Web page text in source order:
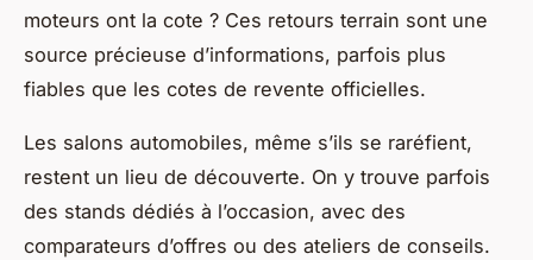
moteurs ont la cote ? Ces retours terrain sont une
source précieuse d’informations, parfois plus
fiables que les cotes de revente officielles.
Les salons automobiles, même s’ils se raréfient,
restent un lieu de découverte. On y trouve parfois
des stands dédiés à l’occasion, avec des
comparateurs d’offres ou des ateliers de conseils.